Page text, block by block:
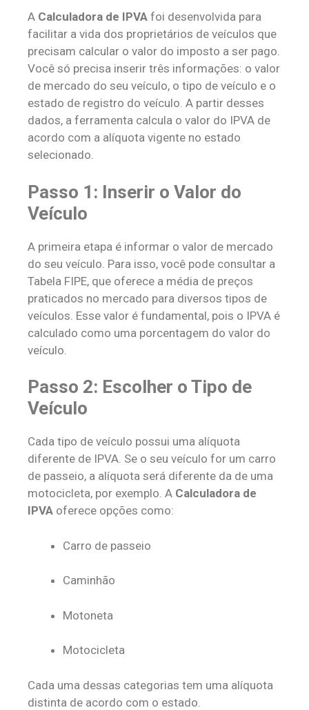
A Calculadora de IPVA foi desenvolvida para
facilitar a vida dos proprietários de veículos que
precisam calcular o valor do imposto a ser pago.
Você só precisa inserir três informações: o valor
de mercado do seu veículo, o tipo de veículo e o
estado de registro do veículo. A partir desses
dados, a ferramenta calcula o valor do IPVA de
acordo com a alíquota vigente no estado
selecionado.
Passo 1: Inserir o Valor do
Veículo
A primeira etapa é informar o valor de mercado
do seu veículo. Para isso, você pode consultar a
Tabela FIPE, que oferece a média de preços
praticados no mercado para diversos tipos de
veículos. Esse valor é fundamental, pois o IPVA é
calculado como uma porcentagem do valor do
veículo.
Passo 2: Escolher o Tipo de
Veículo
Cada tipo de veículo possui uma alíquota
diferente de IPVA. Se o seu veículo for um carro
de passeio, a alíquota será diferente da de uma
motocicleta, por exemplo. A Calculadora de
IPVA oferece opções como:
Carro de passeio
Caminhão
Motoneta
Motocicleta
Cada uma dessas categorias tem uma alíquota
distinta de acordo com o estado.